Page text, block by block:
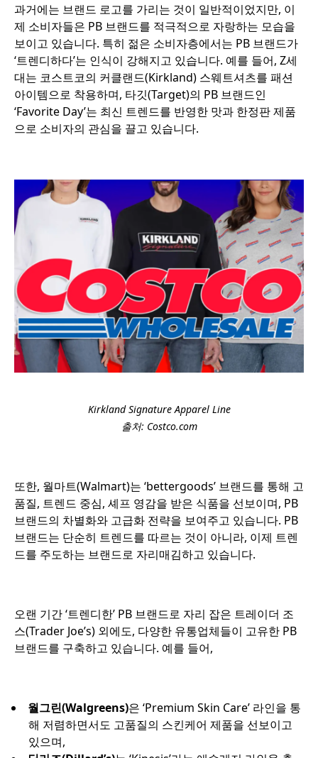
과거에는 브랜드 로고를 가리는 것이 일반적이었지만, 이
제 소비자들은 PB 브랜드를 적극적으로 자랑하는 모습을
보이고 있습니다. 특히 젊은 소비자층에서는 PB 브랜드가
‘트렌디하다’는 인식이 강해지고 있습니다. 예를 들어, Z세
대는 코스트코의 커클랜드(Kirkland) 스웨트셔츠를 패션
아이템으로 착용하며, 타깃(Target)의 PB 브랜드인
‘Favorite Day’는 최신 트렌드를 반영한 맛과 한정판 제품
으로 소비자의 관심을 끌고 있습니다.
Kirkland Signature Apparel Line
출처: Costco.com
또한, 월마트(Walmart)는 ‘bettergoods’ 브랜드를 통해 고
품질, 트렌드 중심, 셰프 영감을 받은 식품을 선보이며, PB
브랜드의 차별화와 고급화 전략을 보여주고 있습니다. PB
브랜드는 단순히 트렌드를 따르는 것이 아니라, 이제 트렌
드를 주도하는 브랜드로 자리매김하고 있습니다.
오랜 기간 ‘트렌디한’ PB 브랜드로 자리 잡은 트레이더 조
스(Trader Joe’s) 외에도, 다양한 유통업체들이 고유한 PB
브랜드를 구축하고 있습니다. 예를 들어,
월그린(Walgreens)은 ‘Premium Skin Care’ 라인을 통
해 저렴하면서도 고품질의 스킨케어 제품을 선보이고
있으며,